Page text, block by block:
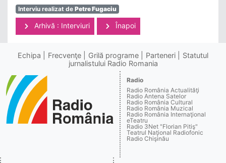
Interviu realizat de Petre Fugaciu
Arhivă : Interviuri Înapoi
Echipa Frecvenţe Grilă programe Parteneri
Statutul
jurnalistului Radio Romania
Radio
Radio România Actualităţi
Radio Antena Satelor
Radio România Cultural
Radio România Muzical
Radio România Internaţional
eTeatru
Radio 3Net "Florian Pitiş"
Teatrul Naţional Radiofonic
Radio Chişinău